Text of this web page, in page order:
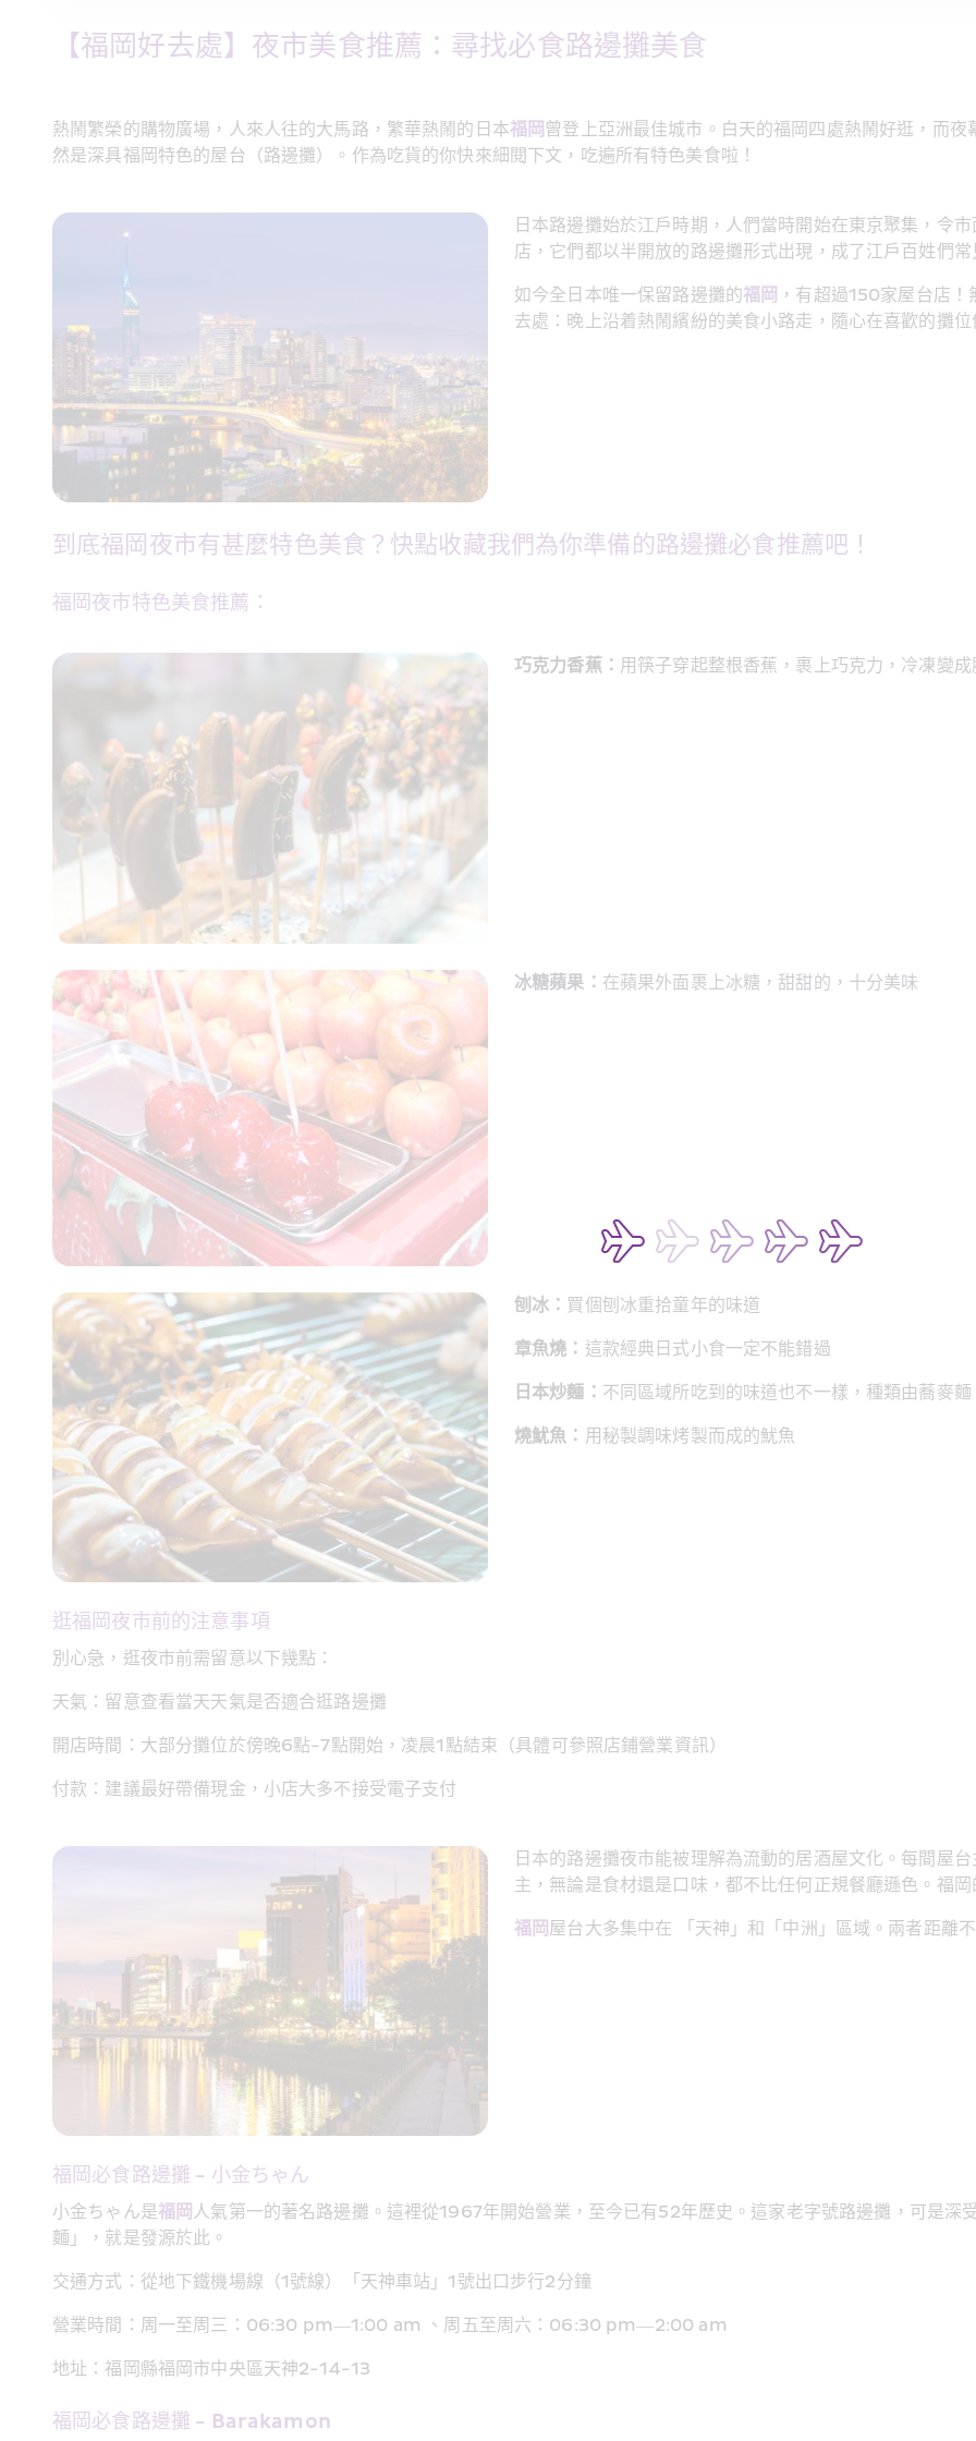
【福岡好去處】夜市美食推薦：尋找必食路邊攤美食
熱鬧繁榮的購物廣場，人來人往的大馬路，繁華熱鬧的日本福岡 曾登上亞洲最佳城市。白天的福岡四處熱鬧好逛，而
然是深具福岡特色的屋台（路邊攤）。作為吃貨的你快來細閱下文，吃遍所有特色美食啦！
日本路邊攤始於江戶時期，人們當時開始在東京聚集，令
店，它們都以半開放的路邊攤形式出現，成了江戶百姓們常
如今全日本唯一保留路邊攤的福岡 ，有超過150家屋台店！
去處：晚上沿着熱鬧繽紛的美食小路走，隨心在喜歡的攤
到底福岡夜市有甚麼特色美食？快點收藏我們為你準備的路邊攤必食推薦吧！
福岡夜市特色美食推薦：
巧克力香蕉： 用筷子穿起整根香蕉，裹上巧克力，冷凍變
冰糖蘋果： 在蘋果外面裹上冰糖，甜甜的，十分美味
刨冰： 買個刨冰重拾童年的味道
章魚燒： 這款經典日式小食一定不能錯過
日本炒麵： 不同區域所吃到的味道也不一樣，種類由蕎麥
燒魷魚： 用秘製調味烤製而成的魷魚
逛福岡夜市前的注意事項
別心急，逛夜市前需留意以下幾點：
天氣：留意查看當天天氣是否適合逛路邊攤
開店時間：大部分攤位於傍晚6點-7點開始，凌晨1點結束（具體可參照店鋪營業資訊）
付款：建議最好帶備現金，小店大多不接受電子支付
日本的路邊攤夜市能被理解為流動的居酒屋文化。每間屋
主，無論是食材還是口味，都不比任何正規餐廳遜色。福
福岡﻿ 屋台大多集中在 「天神」和「中洲」區域。兩者距離
福岡必食路邊攤 - 小金ちゃん
小金ちゃん是福岡 人氣第一的著名路邊攤。這裡從1967年開始營業，至今已有52年歷史。這家老字號路邊攤，可是深
麵」，就是發源於此。
交通方式：從地下鐵機場線（1號線）「天神車站」1號出口步行2分鐘
營業時間：周一至周三：06:30 pm—1:00 am 、周五至周六：06:30 pm—2:00 am
地址：福岡縣福岡市中央區天神2-14-13
福岡必食路邊攤 - Barakamon